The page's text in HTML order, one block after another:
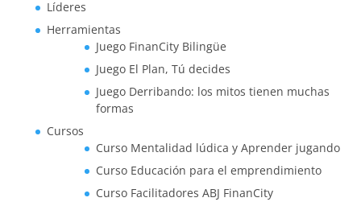
Líderes
Herramientas
Juego FinanCity Bilingüe
Juego El Plan, Tú decides
Juego Derribando: los mitos tienen muchas
formas
Cursos
Curso Mentalidad lúdica y Aprender jugando
Curso Educación para el emprendimiento
Curso Facilitadores ABJ FinanCity